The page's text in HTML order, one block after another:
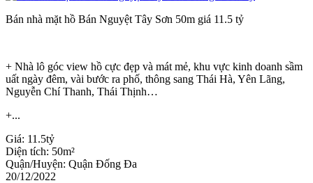
Bán nhà mặt hồ Bán Nguyệt Tây Sơn 50m giá 11.5 tỷ
+ Nhà lô góc view hồ cực đẹp và mát mẻ, khu vực kinh doanh sầm
uất ngày đêm, vài bước ra phố, thông sang Thái Hà, Yên Lãng,
Nguyễn Chí Thanh, Thái Thịnh…
+...
Giá: 11.5tỷ
Diện tích: 50m²
Quận/Huyện: Quận Đống Đa
20/12/2022